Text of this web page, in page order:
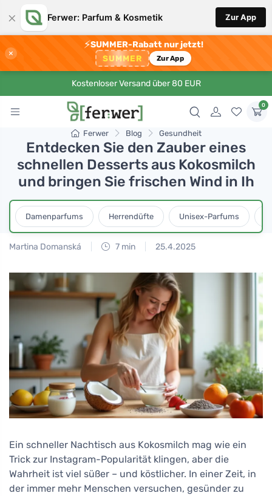
× Ferwer: Parfum & Kosmetik Zur App
×
⚡SUMMER-Rabatt nur jetzt!
SUMMER Zur App
Kostenloser Versand über 80 EUR
0
Ferwer Blog Gesundheit
Entdecken Sie den Zauber eines
schnellen Desserts aus Kokosmilch
und bringen Sie frischen Wind in Ih
Damenparfums Herrendüfte Unisex-Parfums
Martina Domanská 7 min 25.4.2025
Ein schneller Nachtisch aus Kokosmilch mag wie ein
Trick zur Instagram-Popularität klingen, aber die
Wahrheit ist viel süßer – und köstlicher. In einer Zeit, in
der immer mehr Menschen versuchen, gesünder zu